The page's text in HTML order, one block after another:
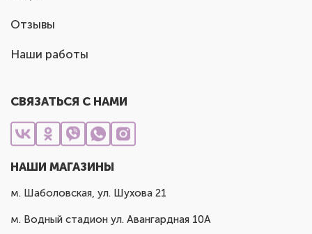
Отзывы
Наши работы
СВЯЗАТЬСЯ С НАМИ
НАШИ МАГАЗИНЫ
м. Шаболовская, ул. Шухова 21
м. Водный стадион ул. Авангардная 10А